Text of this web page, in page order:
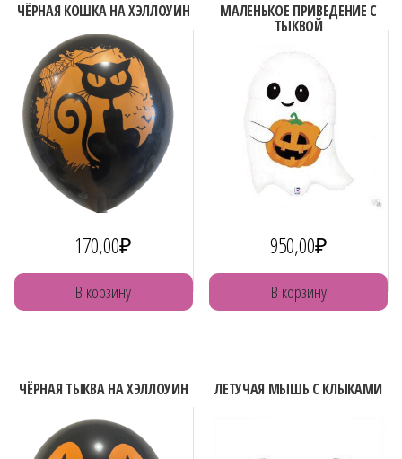
ЧЁРНАЯ КОШКА НА ХЭЛЛОУИН
170,00₽
В корзину
МАЛЕНЬКОЕ ПРИВЕДЕНИЕ С
ТЫКВОЙ
950,00₽
В корзину
ЧЁРНАЯ ТЫКВА НА ХЭЛЛОУИН ЛЕТУЧАЯ МЫШЬ С КЛЫКАМИ